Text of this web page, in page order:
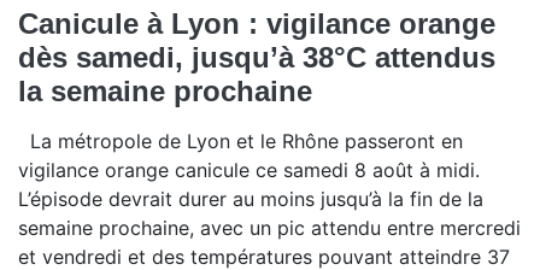
Canicule à Lyon : vigilance orange
dès samedi, jusqu’à 38°C attendus
la semaine prochaine
La métropole de Lyon et le Rhône passeront en
vigilance orange canicule ce samedi 8 août à midi.
L’épisode devrait durer au moins jusqu’à la fin de la
semaine prochaine, avec un pic attendu entre mercredi
et vendredi et des températures pouvant atteindre 37